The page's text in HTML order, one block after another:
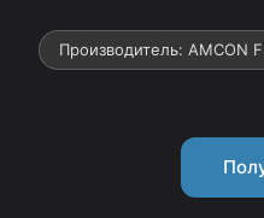
Производитель: AMCON